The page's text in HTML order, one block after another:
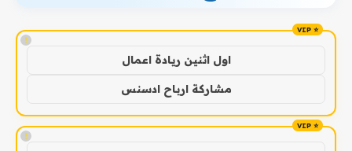
!
اول اثنين ريادة اعمال
مشاركة ارباح ادسنس
!